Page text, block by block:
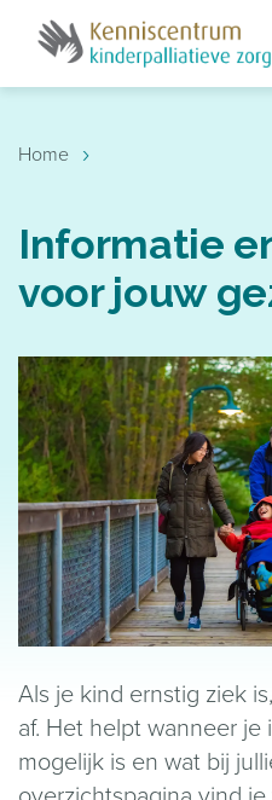
Home ›
Informatie
voor jouw
Als je kind ernstig ziek
af. Het helpt wanneer
mogelijk is en wat bij